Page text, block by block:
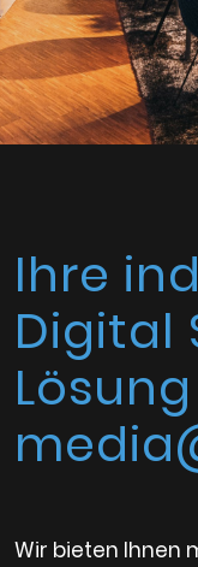
Ihre
Digital
Wir bieten Ihnen